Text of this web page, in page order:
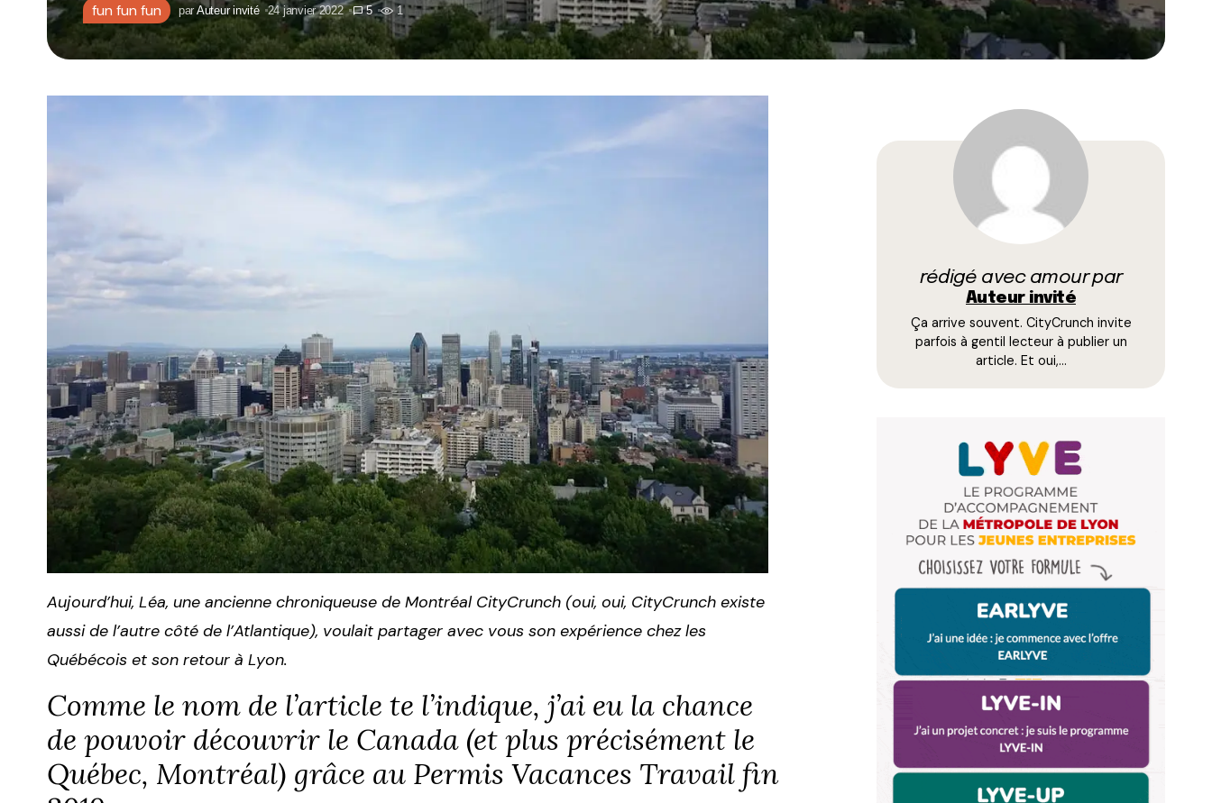
fun fun fun par Auteur invité 24 janvier 2022 5 1
Aujourd’hui, Léa, une ancienne chroniqueuse de Montréal CityCrunch (oui, oui, CityCrunch existe
aussi de l’autre côté de l’Atlantique), voulait partager avec vous son expérience chez les
Québécois et son retour à Lyon.
Comme le nom de l’article te l’indique, j’ai eu la chance
de pouvoir découvrir le Canada (et plus précisément le
Québec, Montréal) grâce au Permis Vacances Travail fin
rédigé avec amour par
Auteur invité
Ça arrive souvent. CityCrunch invite
parfois à gentil lecteur à publier un
article. Et oui,…